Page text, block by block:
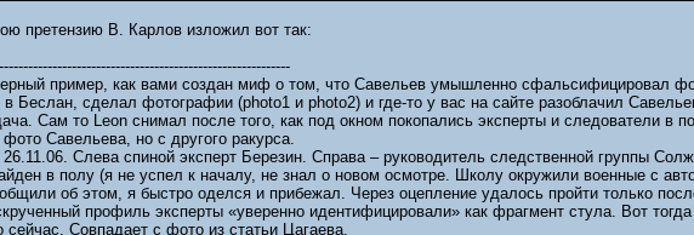
претензию В. Карлов изложил вот так:
пример, как вами создан миф о том, что Савельев умышленно сфальсифицировал
в Беслан, сделал фотографии (photo1 и photo2) и где-то у вас на сайте разоблачил
Сам то Leon снимал после того, как под окном покопались эксперты и следователи в
фото Савельева, но с другого ракурса.
26.11.06. Слева спиной эксперт Березин. Справа – руководитель следственной группы
в полу (я не успел к началу, не знал о новом осмотре. Школу окружили военные с
об этом, я быстро оделся и прибежал. Через оцепление удалось пройти только
профиль эксперты «уверенно идентифицировали» как фрагмент стула. Вот
сейчас. Совпадает с фото из статьи Цагаева.